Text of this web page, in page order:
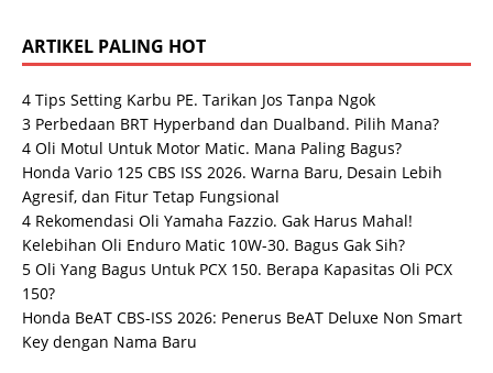
ARTIKEL PALING HOT
4 Tips Setting Karbu PE. Tarikan Jos Tanpa Ngok
3 Perbedaan BRT Hyperband dan Dualband. Pilih Mana?
4 Oli Motul Untuk Motor Matic. Mana Paling Bagus?
Honda Vario 125 CBS ISS 2026. Warna Baru, Desain Lebih
Agresif, dan Fitur Tetap Fungsional
4 Rekomendasi Oli Yamaha Fazzio. Gak Harus Mahal!
Kelebihan Oli Enduro Matic 10W-30. Bagus Gak Sih?
5 Oli Yang Bagus Untuk PCX 150. Berapa Kapasitas Oli PCX
150?
Honda BeAT CBS-ISS 2026: Penerus BeAT Deluxe Non Smart
Key dengan Nama Baru